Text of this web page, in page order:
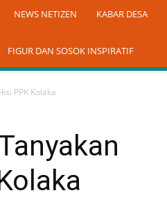
NEWS NETIZEN KABAR DESA
FIGUR DAN SOSOK INSPIRATIF
PPK Kolaka